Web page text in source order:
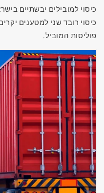
כיסוי למובילים יבשתיים
כיסוי רובד שני למטענים
פוליסות המוביל.